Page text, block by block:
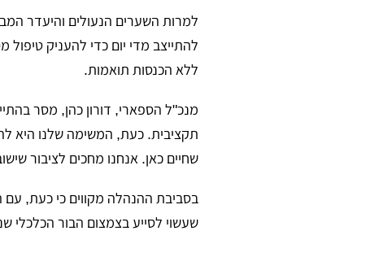
למרות השערים הנעולים והיעדר
להתייצב מדי יום כדי להעניק
ללא הכנסות תואמות.
מנכ"ל הספארי, דורון כהן, מסר
תקציבית. כעת, המשימה שלנו היא
שחיים כאן. אנחנו מחכים לציבור
בסביבת ההנהלה מקווים כי כעת,
שעשוי לסייע בצמצום הבור הכלכלי